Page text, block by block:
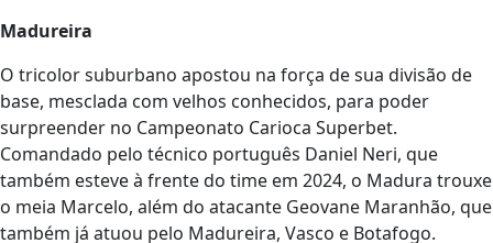
Madureira
O tricolor suburbano apostou na força de sua divisão de
base, mesclada com velhos conhecidos, para poder
surpreender no Campeonato Carioca Superbet.
Comandado pelo técnico português Daniel Neri, que
também esteve à frente do time em 2024, o Madura trouxe
o meia Marcelo, além do atacante Geovane Maranhão, que
também já atuou pelo Madureira, Vasco e Botafogo.